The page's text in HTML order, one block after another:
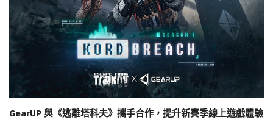
GearUP 與《逃離塔科夫》攜手合作，提升新賽季線上遊戲體驗